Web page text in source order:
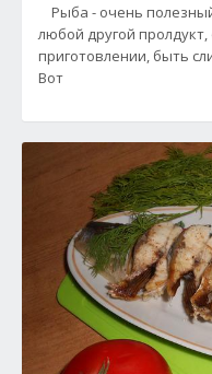
Рыба - очень
любой другой
приготовлении, быть
Вот